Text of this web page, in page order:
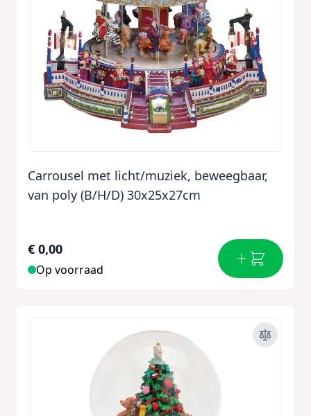
Carrousel met licht/muziek, beweegbaar,
van poly (B/H/D) 30x25x27cm
€ 0,00
Op voorraad